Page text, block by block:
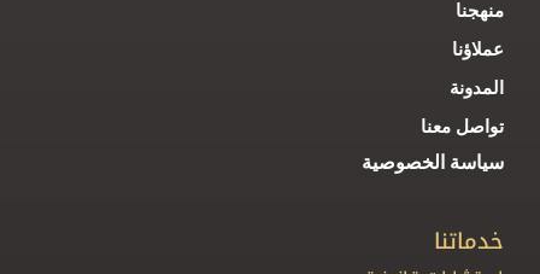
منهجنا
عملاؤنا
المدونة
تواصل معنا
سياسة الخصوصية
خدماتنا